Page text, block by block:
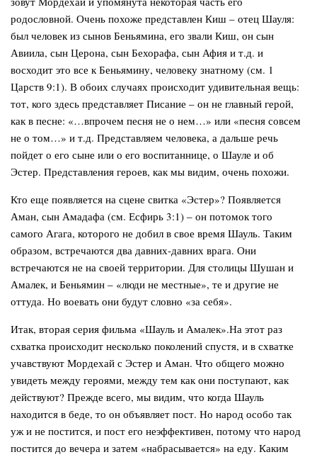
родословной. Очень похоже представлен Киш – отец Шауля:
был человек из сынов Беньямина, его звали Киш, он сын
Авиила, сын Церона, сын Бехорафа, сын Афия и т.д. и
восходит это все к Беньямину, человеку знатному (см. 1
Царств 9:1). В обоих случаях происходит удивительная вещь:
тот, кого здесь представляет Писание – он не главный герой,
как в песне: «…впрочем песня не о нем…» или «песня совсем
не о том…» и т.д. Представляем человека, а дальше речь
пойдет о его сыне или о его воспитаннице, о Шауле и об
Эстер. Представления героев, как мы видим, очень похожи.
Кто еще появляется на сцене свитка «Эстер»? Появляется
Аман, сын Амадафа (см. Есфирь 3:1) – он потомок того
самого Агага, которого не добил в свое время Шауль. Таким
образом, встречаются два давних-давних врага. Они
встречаются не на своей территории. Для столицы Шушан и
Амалек, и Беньямин – «люди не местные», те и другие не
оттуда. Но воевать они будут словно «за себя».
Итак, вторая серия фильма «Шауль и Амалек».На этот раз
схватка происходит несколько поколений спустя, и в схватке
учавствуют Мордехай с Эстер и Аман. Что общего можно
увидеть между героями, между тем как они поступают, как
действуют? Прежде всего, мы видим, что когда Шауль
находится в беде, то он объявляет пост. Но народ особо так
уж и не постится, и пост его неэффективен, потому что народ
постится до вечера и затем «набрасывается» на еду. Каким